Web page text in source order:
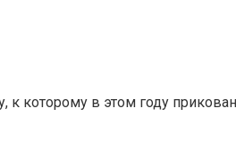
которому в этом году